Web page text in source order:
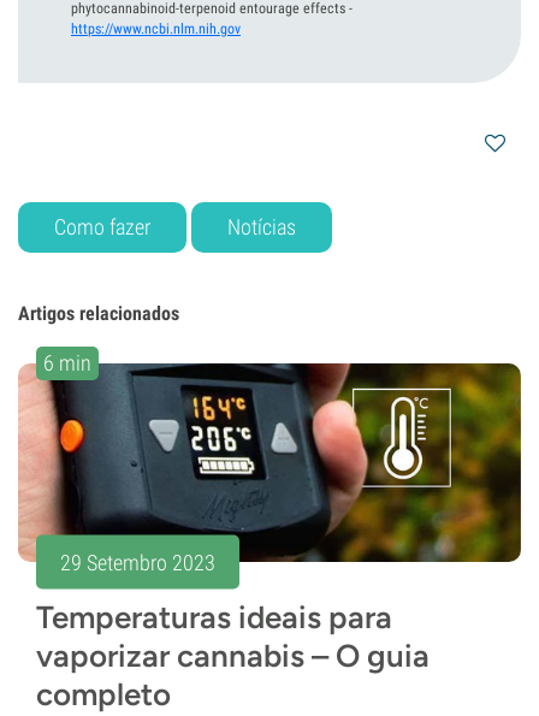
phytocannabinoid-terpenoid entourage effects -
https://www.ncbi.nlm.nih.gov
Como fazer Notícias
Artigos relacionados
6 min
29 Setembro 2023
Temperaturas ideais para
vaporizar cannabis – O guia
completo